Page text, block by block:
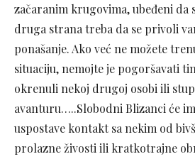
začaranim krugovima, ubeđeni da
druga strana treba da se privoli
ponašanje. Ako već ne možete
situaciju, nemojte je pogoršavati
okrenuli nekoj drugoj osobi ili
avanturu…..Slobodni Blizanci će
uspostave kontakt sa nekim od
prolazne živosti ili kratkotrajne